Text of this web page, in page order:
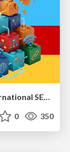
Max Prin - Stacking Signals: How International SEO Comes Together (And Falls Apart)
0 350